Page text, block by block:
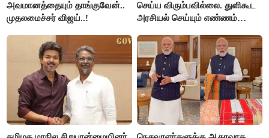
அவமானத்தையும் தாங்குவேன்..
முதலமைச்சர் விஜய்..!
செய்ய விரும்பவில்லை. துளிகூட
அரசியல் செய்யும் எண்ணம்
விஜய் பதில்!